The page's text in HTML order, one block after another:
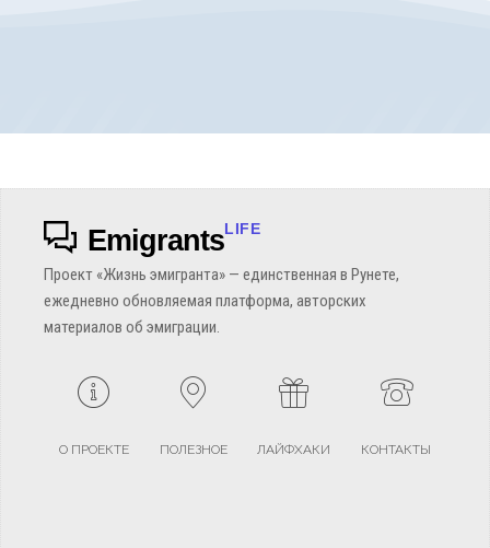
EmigrantsLIFE
Проект «Жизнь эмигранта» — единственная в Рунете,
ежедневно обновляемая платформа, авторских
материалов об эмиграции.
О ПРОЕКТЕ ПОЛЕЗНОЕ ЛАЙФХАКИ КОНТАКТЫ